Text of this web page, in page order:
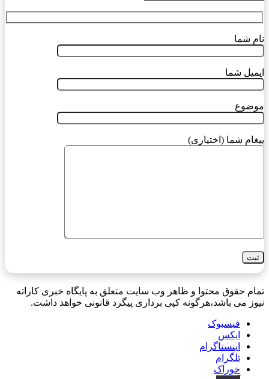
نام شما
ایمیل شما
موضوع
پیغام شما (اختیاری)
تمام حقوق محتوا و ظاهر وب سایت متعلق به پایگاه خبری کاراته
نیوز می باشد،هرگونه کپی برداری پیگرد قانونی خواهد داشت.
فیسبوک
ایکس
اینستاگرام
تلگرام
خوراک